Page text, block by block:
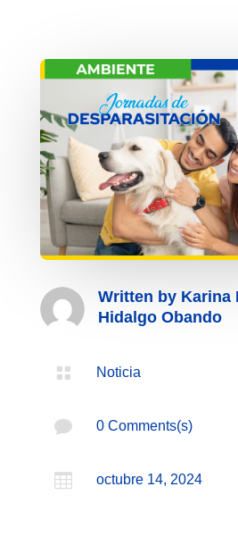
Written by Karina
Hidalgo Obando
 Noticia
 0 Comments(s)
 octubre 14, 2024